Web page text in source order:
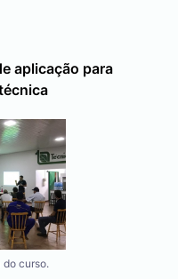
aplicação para
do curso.